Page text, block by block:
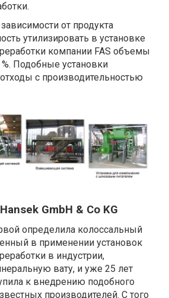
от продукта
утилизировать в установке
компании FAS объемы
Подобные установки
с производительностью
GmbH & Co KG
определила колоссальный
в применении установок
в индустрии,
вату, и уже 25 лет
к внедрению подобного
производителей. С того